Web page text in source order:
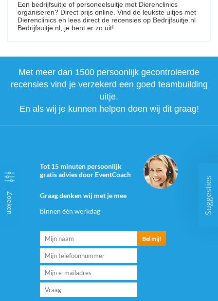
Zoeken
Een bedrijfsuitje of personeelsuitje met Dierenclinics
organiseren? Direct prijs online. Vind de leukste uitjes met
Dierenclinics en lees direct de recensies op Bedrijfsuitje.nl
Bedrijfsuitje.nl, je bent er zo uit!
Met meer dan 1500 persoonlijk gecontroleerde
recensies vind je verzekerd een goed teambuilding
uitje.
En als wij je kunnen helpen doen wij dit graag!
Tot 15 minuten persoonlijk
gratis advies door EventCoach
Graag denken wij met je mee
binnen één werkdag
Suggesties